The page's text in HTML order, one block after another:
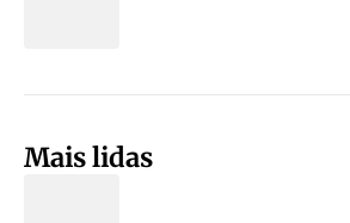
Mais lidas